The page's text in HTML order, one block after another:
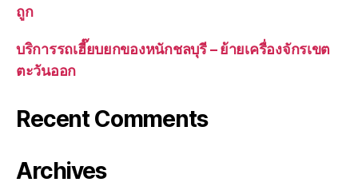
ถูก
บริการรถเฮี๊ยบยกของหนักชลบุรี – ย้ายเครื่องจักรเขต
ตะวันออก
Recent Comments
Archives